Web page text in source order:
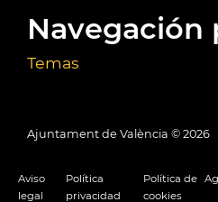
Navegación
Temas
Ajuntament de València © 2026
Aviso
legal
Política
privacidad
Política de
cookies